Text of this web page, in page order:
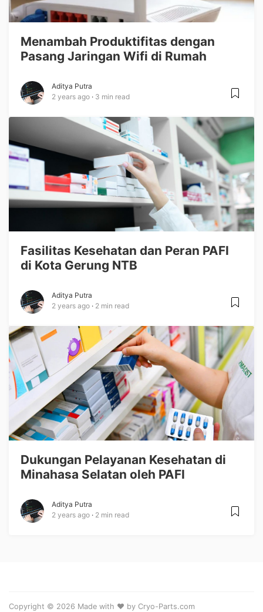
Menambah Produktifitas dengan
Pasang Jaringan Wifi di Rumah
Aditya Putra
2 years ago
3 min read
Fasilitas Kesehatan dan Peran PAFI
di Kota Gerung NTB
Aditya Putra
2 years ago
2 min read
Dukungan Pelayanan Kesehatan di
Minahasa Selatan oleh PAFI
Aditya Putra
2 years ago
2 min read
Copyright © 2026 Made with ❤️ by Cryo-Parts.com